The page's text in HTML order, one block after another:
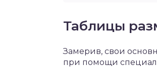
Таблицы
Замерив, свои
при помощи